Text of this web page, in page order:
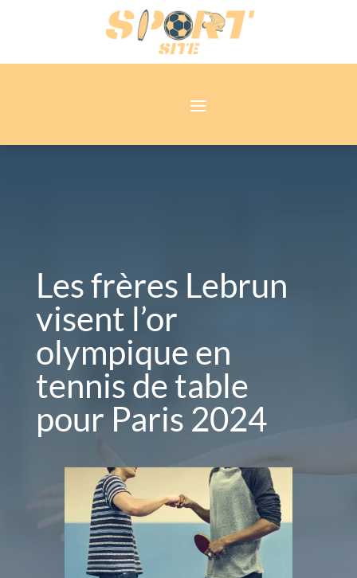
Les frères Lebrun
visent l’or
olympique en
tennis de table
pour Paris 2024